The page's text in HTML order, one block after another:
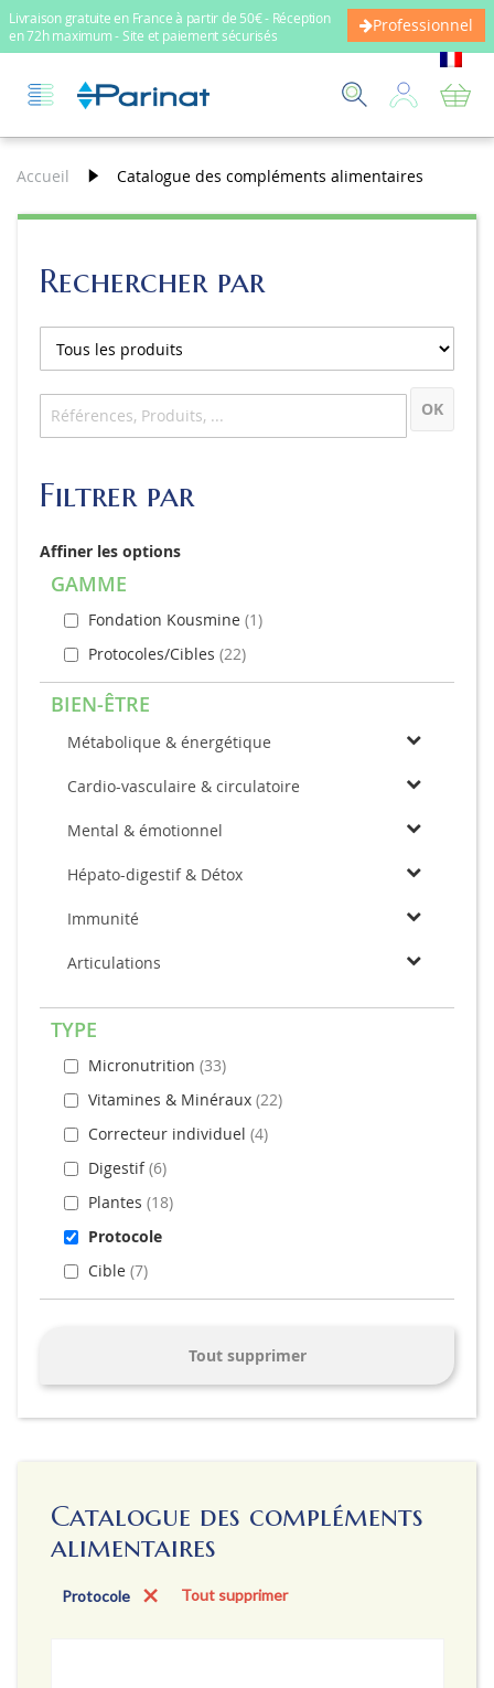
Livraison gratuite en France à partir de 50€ - Réception
en 72h maximum - Site et paiement sécurisés
Professionnel
Accueil Catalogue des compléments alimentaires
Catalogue des compléments
alimentaires
Protocole Tout supprimer
Rechercher par
OK
Filtrer par
Affiner les options
GAMME
Fondation Kousmine 1
Protocoles/Cibles 22
BIEN-ÊTRE
Métabolique & énergétique
Cardio-vasculaire & circulatoire
Mental & émotionnel
Hépato-digestif & Détox
Immunité
Articulations
TYPE
Micronutrition 33
Vitamines & Minéraux 22
Correcteur individuel 4
Digestif 6
Plantes 18
Protocole
Cible 7
Tout supprimer